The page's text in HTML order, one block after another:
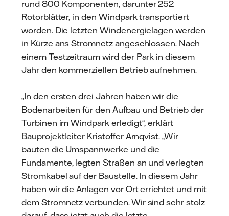
rund 800 Komponenten, darunter 252
Rotorblätter, in den Windpark transportiert
worden. Die letzten Windenergielagen werden
in Kürze ans Stromnetz angeschlossen. Nach
einem Testzeitraum wird der Park in diesem
Jahr den kommerziellen Betrieb aufnehmen.
„In den ersten drei Jahren haben wir die
Bodenarbeiten für den Aufbau und Betrieb der
Turbinen im Windpark erledigt“, erklärt
Bauprojektleiter Kristoffer Arnqvist. „Wir
bauten die Umspannwerke und die
Fundamente, legten Straßen an und verlegten
Stromkabel auf der Baustelle. In diesem Jahr
haben wir die Anlagen vor Ort errichtet und mit
dem Stromnetz verbunden. Wir sind sehr stolz